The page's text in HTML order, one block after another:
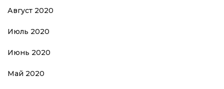
Август 2020
Июль 2020
Июнь 2020
Май 2020